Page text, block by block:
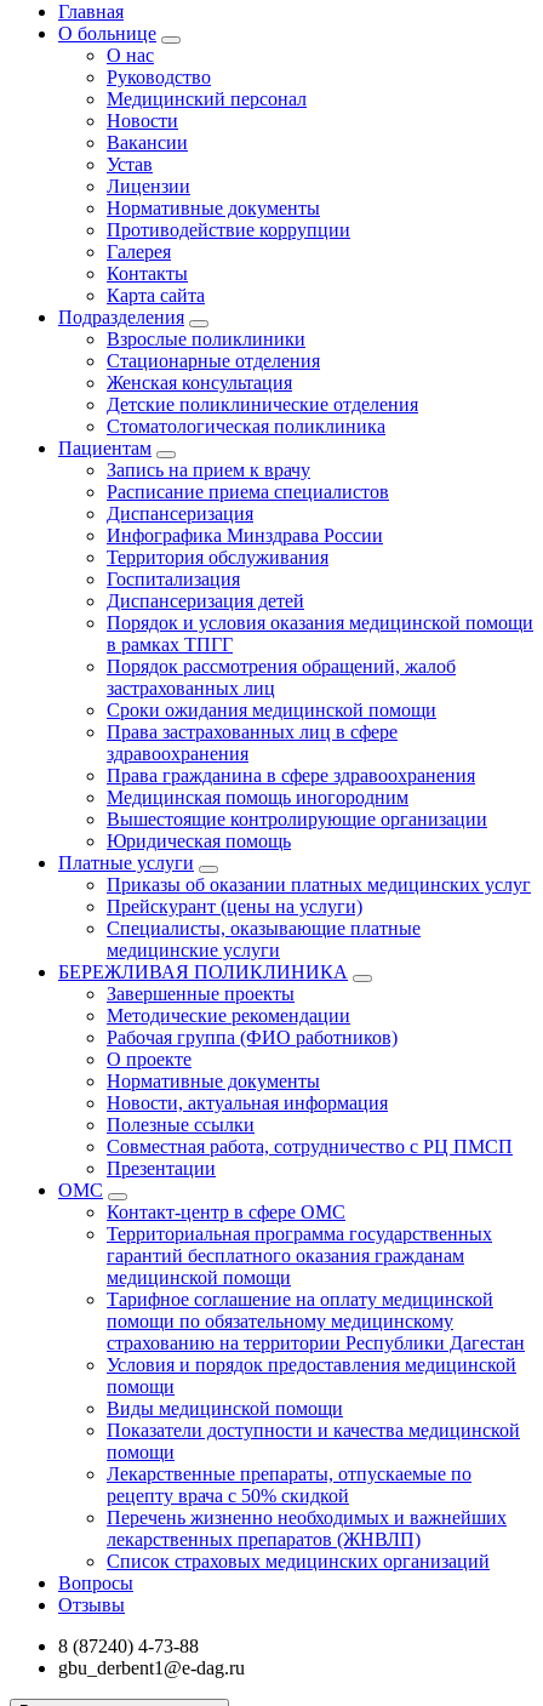
Главная
О больнице
О нас
Руководство
Медицинский персонал
Новости
Вакансии
Устав
Лицензии
Нормативные документы
Противодействие коррупции
Галерея
Контакты
Карта сайта
Подразделения
Взрослые поликлиники
Стационарные отделения
Женская консультация
Детские поликлинические отделения
Стоматологическая поликлиника
Пациентам
Запись на прием к врачу
Расписание приема специалистов
Диспансеризация
Инфографика Минздрава России
Территория обслуживания
Госпитализация
Диспансеризация детей
Порядок и условия оказания медицинской помощи
в рамках ТПГГ
Порядок рассмотрения обращений, жалоб
застрахованных лиц
Сроки ожидания медицинской помощи
Права застрахованных лиц в сфере
здравоохранения
Права гражданина в сфере здравоохранения
Медицинская помощь иногородним
Вышестоящие контролирующие организации
Юридическая помощь
Платные услуги
Приказы об оказании платных медицинских услуг
Прейскурант (цены на услуги)
Специалисты, оказывающие платные
медицинские услуги
БЕРЕЖЛИВАЯ ПОЛИКЛИНИКА
Завершенные проекты
Методические рекомендации
Рабочая группа (ФИО работников)
О проекте
Нормативные документы
Новости, актуальная информация
Полезные ссылки
Совместная работа, сотрудничество с РЦ ПМСП
Презентации
ОМС
Контакт-центр в сфере ОМС
Территориальная программа государственных
гарантий бесплатного оказания гражданам
медицинской помощи
Тарифное соглашение на оплату медицинской
помощи по обязательному медицинскому
страхованию на территории Республики Дагестан
Условия и порядок предоставления медицинской
помощи
Виды медицинской помощи
Показатели доступности и качества медицинской
помощи
Лекарственные препараты, отпускаемые по
рецепту врача с 50% скидкой
Перечень жизненно необходимых и важнейших
лекарственных препаратов (ЖНВЛП)
Список страховых медицинских организаций
Вопросы
Отзывы
8 (87240) 4-73-88
gbu_derbent1@e-dag.ru